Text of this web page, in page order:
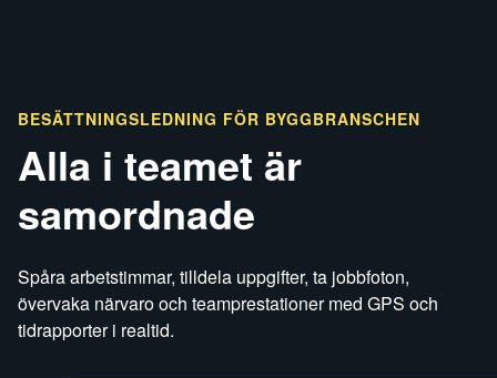
BESÄTTNINGSLEDNING FÖR BYGGBRANSCHEN
Alla i teamet är
samordnade
Spåra arbetstimmar, tilldela uppgifter, ta jobbfoton,
övervaka närvaro och teamprestationer med GPS och
tidrapporter i realtid.